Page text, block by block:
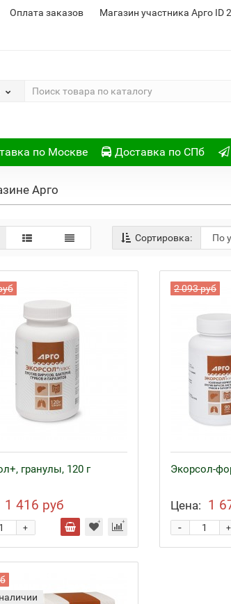
Оплата заказов Магазин участника Арго ID
по Москве Доставка по СПб
Арго
Сортировка:
гранулы, 120 г
1 416 руб
+
2 093 руб
Экорсол-
Цена: 1
+
-